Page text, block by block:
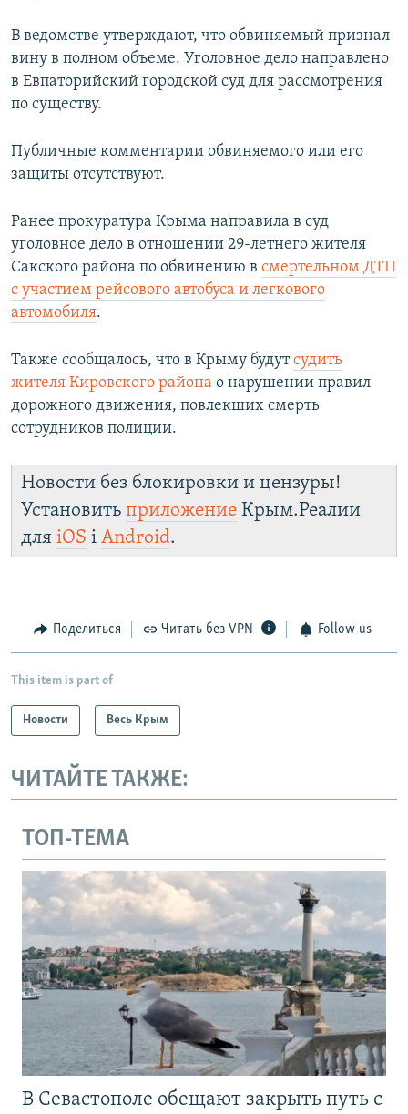
В ведомстве утверждают, что обвиняемый признал
вину в полном объеме. Уголовное дело направлено
в Евпаторийский городской суд для рассмотрения
по существу.
Публичные комментарии обвиняемого или его
защиты отсутствуют.
Ранее прокуратура Крыма направила в суд
уголовное дело в отношении 29-летнего жителя
Сакского района по обвинению в смертельном ДТП
с участием рейсового автобуса и легкового
автомобиля.
Также сообщалось, что в Крыму будутсудить
жителя Кировского района о нарушении правил
дорожного движения, повлекших смерть
сотрудников полиции.
Новости без блокировки и цензуры!
Установить приложение Крым.Реалии
для iOS і Android.
Поделиться Читать без VPN Follow us
This item is part of
Новости Весь Крым
ЧИТАЙТЕ ТАКЖЕ:
ТОП-ТЕМА
В Севастополе обещают закрыть путь с